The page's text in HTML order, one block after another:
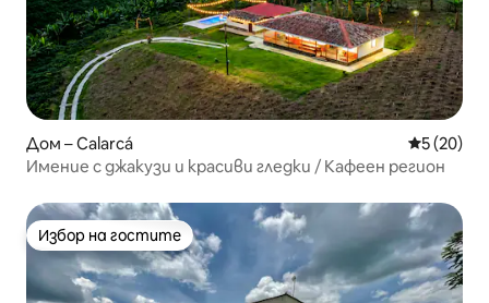
Дом – Calarcá Средна
5 (20)
Имение с джакузи и красиви гледки / Кафеен регион
Избор на гостите
Избор на гостите